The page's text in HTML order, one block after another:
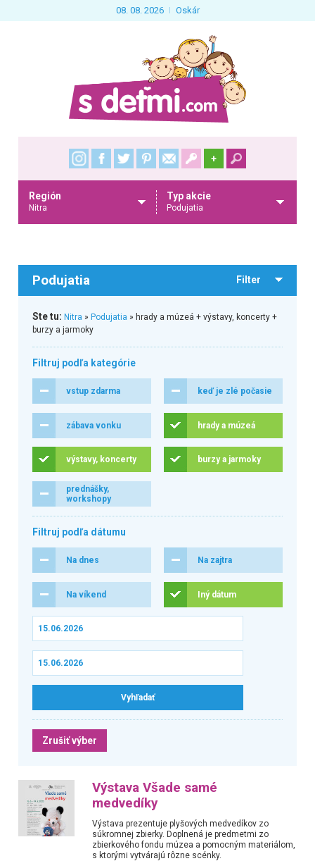
08. 08. 2026 Oskár
+
Región
Nitra
Typ akcie
Podujatia
Podujatia Filter
Ste tu: Nitra » Podujatia » hrady a múzeá + výstavy, koncerty +
burzy a jarmoky
Filtruj podľa kategórie
vstup zdarma keď je zlé počasie
zábava vonku hrady a múzeá
výstavy, koncerty burzy a jarmoky
prednášky,
workshopy
Filtruj podľa dátumu
Na dnes Na zajtra
Na víkend Iný dátum
Zrušiť výber
Výstava Všade samé
medvedíky
Výstava prezentuje plyšových medvedíkov zo
súkromnej zbierky. Doplnená je predmetmi zo
zbierkového fondu múzea a pomocným materiálom,
s ktorými vytvárajú rôzne scénky.